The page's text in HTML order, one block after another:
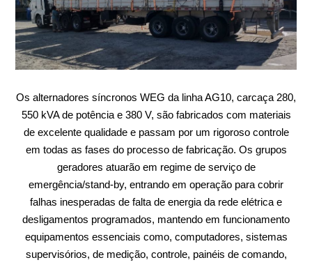
Os alternadores síncronos WEG da linha AG10, carcaça 280,
550 kVA de potência e 380 V, são fabricados com materiais
de excelente qualidade e passam por um rigoroso controle
em todas as fases do processo de fabricação. Os grupos
geradores atuarão em regime de serviço de
emergência/stand-by, entrando em operação para cobrir
falhas inesperadas de falta de energia da rede elétrica e
desligamentos programados, mantendo em funcionamento
equipamentos essenciais como, computadores, sistemas
supervisórios, de medição, controle, painéis de comando,